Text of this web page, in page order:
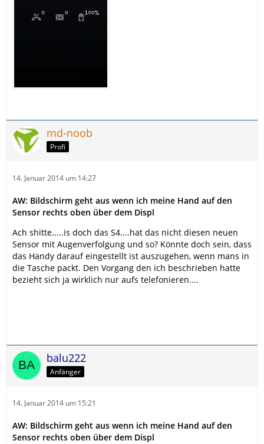
md-noob
Profi
14. Januar 2014 um 14:27
AW: Bildschirm geht aus wenn ich meine Hand auf den
Sensor rechts oben über dem Displ
Ach shitte.....is doch das S4....hat das nicht diesen neuen
Sensor mit Augenverfolgung und so? Könnte doch sein, dass
das Handy darauf eingestellt ist auszugehen, wenn mans in
die Tasche packt. Den Vorgang den ich beschrieben hatte
bezieht sich ja wirklich nur aufs telefonieren....
balu222
Anfänger
14. Januar 2014 um 15:21
AW: Bildschirm geht aus wenn ich meine Hand auf den
Sensor rechts oben über dem Displ